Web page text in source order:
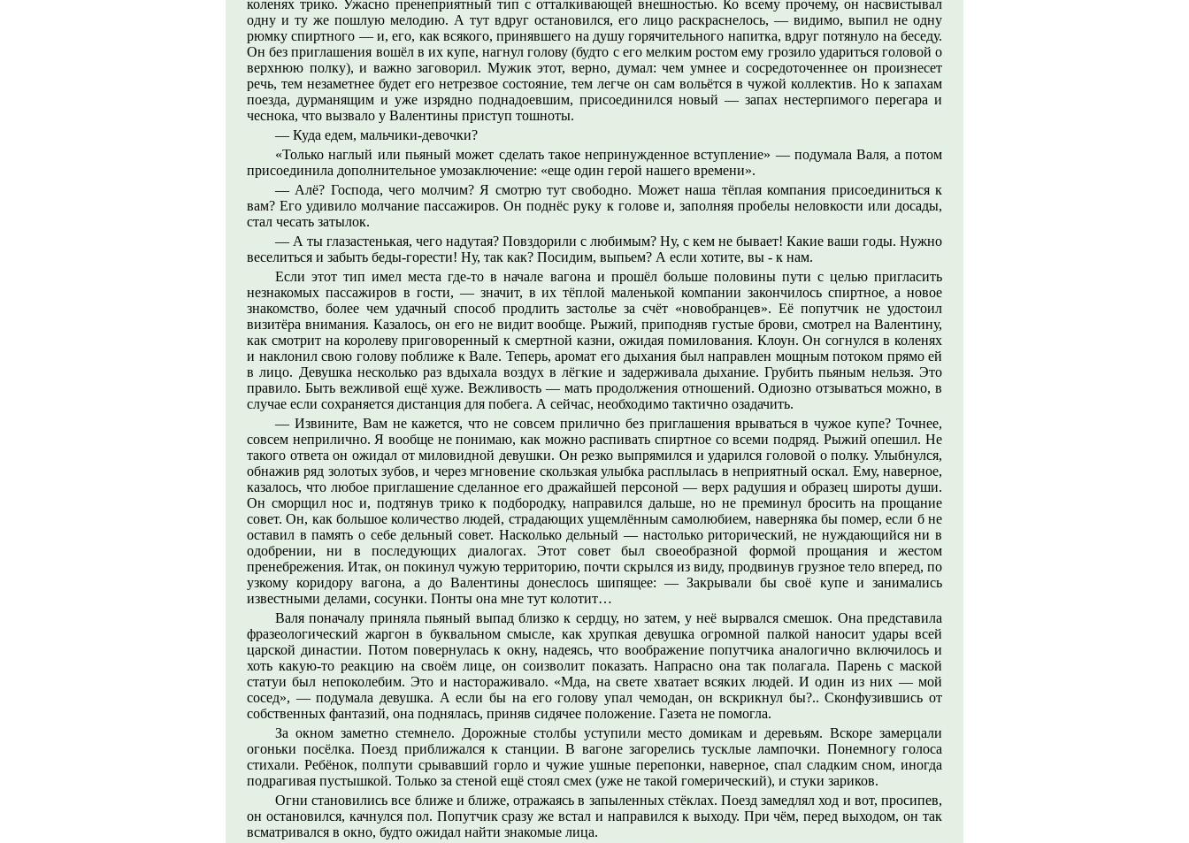
коленях трико. Ужасно пренеприятный тип с отталкивающей внешностью. Ко всему прочему, он насвистывал
одну и ту же пошлую мелодию. А тут вдруг остановился, его лицо раскраснелось, — видимо, выпил не одну
рюмку спиртного — и, его, как всякого, принявшего на душу горячительного напитка, вдруг потянуло на беседу.
Он без приглашения вошёл в их купе, нагнул голову (будто с его мелким ростом ему грозило удариться головой о
верхнюю полку), и важно заговорил. Мужик этот, верно, думал: чем умнее и сосредоточеннее он произнесет
речь, тем незаметнее будет его нетрезвое состояние, тем легче он сам вольётся в чужой коллектив. Но к запахам
поезда, дурманящим и уже изрядно поднадоевшим, присоединился новый — запах нестерпимого перегара и
чеснока, что вызвало у Валентины приступ тошноты.
— Куда едем, мальчики-девочки?
«Только наглый или пьяный может сделать такое непринужденное вступление» — подумала Валя, а потом
присоединила дополнительное умозаключение: «еще один герой нашего времени».
— Алё? Господа, чего молчим? Я смотрю тут свободно. Может наша тёплая компания присоединиться к
вам? Его удивило молчание пассажиров. Он поднёс руку к голове и, заполняя пробелы неловкости или досады,
стал чесать затылок.
— А ты глазастенькая, чего надутая? Повздорили с любимым? Ну, с кем не бывает! Какие ваши годы. Нужно
веселиться и забыть беды-горести! Ну, так как? Посидим, выпьем? А если хотите, вы - к нам.
Если этот тип имел места где-то в начале вагона и прошёл больше половины пути с целью пригласить
незнакомых пассажиров в гости, — значит, в их тёплой маленькой компании закончилось спиртное, а новое
знакомство, более чем удачный способ продлить застолье за счёт «новобранцев». Её попутчик не удостоил
визитёра внимания. Казалось, он его не видит вообще. Рыжий, приподняв густые брови, смотрел на Валентину,
как смотрит на королеву приговоренный к смертной казни, ожидая помилования. Клоун. Он согнулся в коленях
и наклонил свою голову поближе к Вале. Теперь, аромат его дыхания был направлен мощным потоком прямо ей
в лицо. Девушка несколько раз вдыхала воздух в лёгкие и задерживала дыхание. Грубить пьяным нельзя. Это
правило. Быть вежливой ещё хуже. Вежливость — мать продолжения отношений. Одиозно отзываться можно, в
случае если сохраняется дистанция для побега. А сейчас, необходимо тактично озадачить.
— Извините, Вам не кажется, что не совсем прилично без приглашения врываться в чужое купе? Точнее,
совсем неприлично. Я вообще не понимаю, как можно распивать спиртное со всеми подряд. Рыжий опешил. Не
такого ответа он ожидал от миловидной девушки. Он резко выпрямился и ударился головой о полку. Улыбнулся,
обнажив ряд золотых зубов, и через мгновение скользкая улыбка расплылась в неприятный оскал. Ему, наверное,
казалось, что любое приглашение сделанное его дражайшей персоной — верх радушия и образец широты души.
Он сморщил нос и, подтянув трико к подбородку, направился дальше, но не преминул бросить на прощание
совет. Он, как большое количество людей, страдающих ущемлённым самолюбием, наверняка бы помер, если б не
оставил в память о себе дельный совет. Насколько дельный — настолько риторический, не нуждающийся ни в
одобрении, ни в последующих диалогах. Этот совет был своеобразной формой прощания и жестом
пренебрежения. Итак, он покинул чужую территорию, почти скрылся из виду, продвинув грузное тело вперед, по
узкому коридору вагона, а до Валентины донеслось шипящее: — Закрывали бы своё купе и занимались
известными делами, сосунки. Понты она мне тут колотит…
Валя поначалу приняла пьяный выпад близко к сердцу, но затем, у неё вырвался смешок. Она представила
фразеологический жаргон в буквальном смысле, как хрупкая девушка огромной палкой наносит удары всей
царской династии. Потом повернулась к окну, надеясь, что воображение попутчика аналогично включилось и
хоть какую-то реакцию на своём лице, он соизволит показать. Напрасно она так полагала. Парень с маской
статуи был непоколебим. Это и настораживало. «Мда, на свете хватает всяких людей. И один из них — мой
сосед», — подумала девушка. А если бы на его голову упал чемодан, он вскрикнул бы?.. Сконфузившись от
собственных фантазий, она поднялась, приняв сидячее положение. Газета не помогла.
За окном заметно стемнело. Дорожные столбы уступили место домикам и деревьям. Вскоре замерцали
огоньки посёлка. Поезд приближался к станции. В вагоне загорелись тусклые лампочки. Понемногу голоса
стихали. Ребёнок, полпути срывавший горло и чужие ушные перепонки, наверное, спал сладким сном, иногда
подрагивая пустышкой. Только за стеной ещё стоял смех (уже не такой гомерический), и стуки зариков.
Огни становились все ближе и ближе, отражаясь в запыленных стёклах. Поезд замедлял ход и вот, просипев,
он остановился, качнулся пол. Попутчик сразу же встал и направился к выходу. При чём, перед выходом, он так
всматривался в окно, будто ожидал найти знакомые лица.